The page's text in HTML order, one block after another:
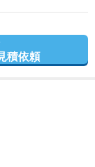
積依頼